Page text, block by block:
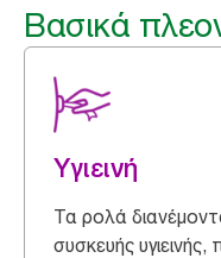
Βασικά
Υγιεινή
Τα ρολά
συσκευής υγιεινής,